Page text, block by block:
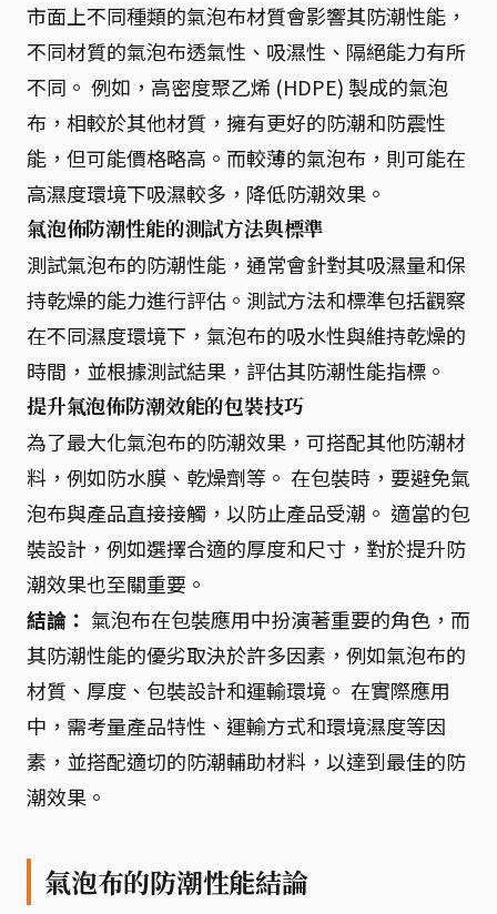
市面上不同種類的氣泡布材質會影響其防潮性能，
不同材質的氣泡布透氣性、吸濕性、隔絕能力有所
不同。 例如，高密度聚乙烯 (HDPE) 製成的氣泡
布，相較於其他材質，擁有更好的防潮和防震性
能，但可能價格略高。而較薄的氣泡布，則可能在
高濕度環境下吸濕較多，降低防潮效果。
氣泡佈防潮性能的測試方法與標準
測試氣泡布的防潮性能，通常會針對其吸濕量和保
持乾燥的能力進行評估。測試方法和標準包括觀察
在不同濕度環境下，氣泡布的吸水性與維持乾燥的
時間，並根據測試結果，評估其防潮性能指標。
提升氣泡佈防潮效能的包裝技巧
為了最大化氣泡布的防潮效果，可搭配其他防潮材
料，例如防水膜、乾燥劑等。 在包裝時，要避免氣
泡布與產品直接接觸，以防止產品受潮。 適當的包
裝設計，例如選擇合適的厚度和尺寸，對於提升防
潮效果也至關重要。
結論： 氣泡布在包裝應用中扮演著重要的角色，而
其防潮性能的優劣取決於許多因素，例如氣泡布的
材質、厚度、包裝設計和運輸環境。 在實際應用
中，需考量產品特性、運輸方式和環境濕度等因
素，並搭配適切的防潮輔助材料，以達到最佳的防
潮效果。
氣泡布的防潮性能結論